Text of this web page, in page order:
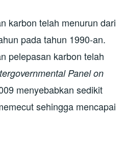
karbon telah menurun dari
pada tahun 1990-an.
pelepasan karbon telah
Panel on
menyebabkan sedikit
sehingga mencapai